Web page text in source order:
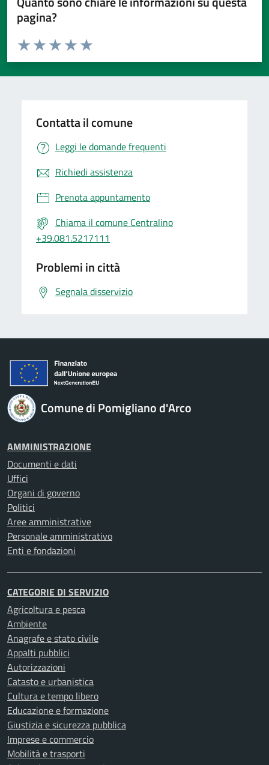
pagina?
Valuta da 1 a 5 stelle la pagina
Valuta 5 stelle su 5
Valuta 4 stelle su 5
Valuta 3 stelle su 5
Valuta 2 stelle su 5
Valuta 1 stelle su 5
Contatta il comune
Leggi le domande frequenti
Richiedi assistenza
Prenota appuntamento
Chiama il comune Centralino
+39.081.5217111
Problemi in città
Segnala disservizio
Comune di Pomigliano d'Arco
AMMINISTRAZIONE
Documenti e dati
Uffici
Organi di governo
Politici
Aree amministrative
Personale amministrativo
Enti e fondazioni
CATEGORIE DI SERVIZIO
Agricoltura e pesca
Ambiente
Anagrafe e stato civile
Appalti pubblici
Autorizzazioni
Catasto e urbanistica
Cultura e tempo libero
Educazione e formazione
Giustizia e sicurezza pubblica
Imprese e commercio
Mobilità e trasporti